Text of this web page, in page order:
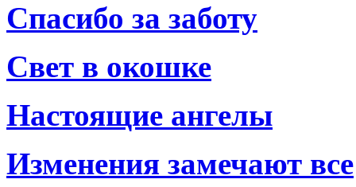
Спасибо за заботу
Свет в окошке
Настоящие ангелы
Изменения замечают все